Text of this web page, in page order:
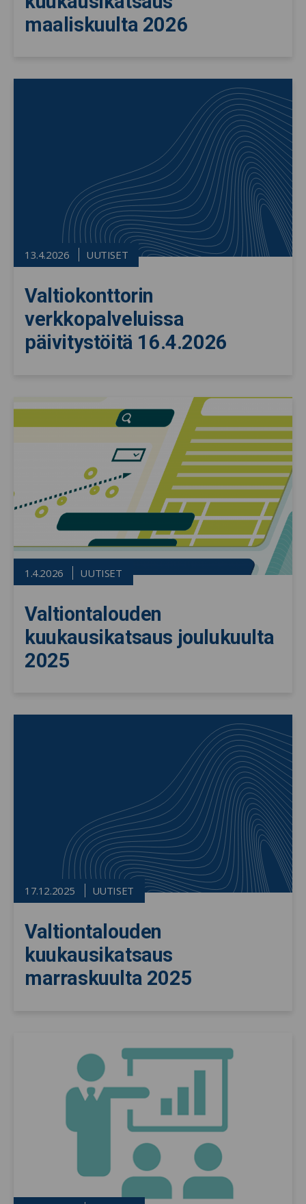
maaliskuulta 2026
13.4.2026 UUTISET
Valtiokonttorin
verkkopalveluissa
päivitystöitä 16.4.2026
1.4.2026 UUTISET
Valtiontalouden
kuukausikatsaus joulukuulta
2025
17.12.2025 UUTISET
Valtiontalouden
kuukausikatsaus
marraskuulta 2025